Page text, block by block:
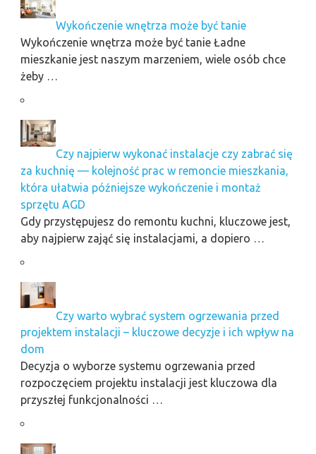
Wykończenie wnętrza może być tanie
Wykończenie wnętrza może być tanie Ładne
mieszkanie jest naszym marzeniem, wiele osób chce
żeby …
Czy najpierw wykonać instalacje czy zabrać się
za kuchnię — kolejność prac w remoncie mieszkania,
która ułatwia późniejsze wykończenie i montaż
sprzętu AGD
Gdy przystępujesz do remontu kuchni, kluczowe jest,
aby najpierw zająć się instalacjami, a dopiero …
Czy warto wybrać system ogrzewania przed
projektem instalacji – kluczowe decyzje i ich wpływ na
dom
Decyzja o wyborze systemu ogrzewania przed
rozpoczęciem projektu instalacji jest kluczowa dla
przyszłej funkcjonalności …